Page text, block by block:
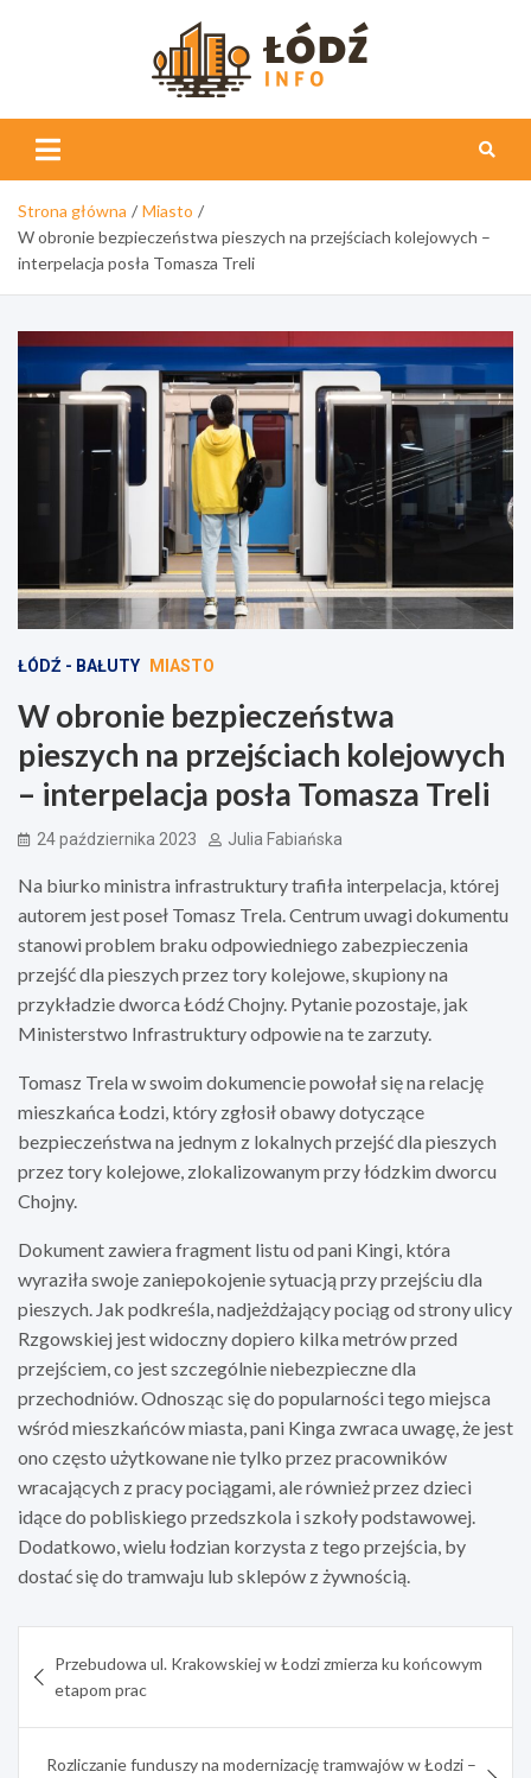
Info
Strona główna
Miasto
W obronie bezpieczeństwa pieszych na przejściach kolejowych –
interpelacja posła Tomasza Treli
ŁÓDŹ - BAŁUTY MIASTO
W obronie bezpieczeństwa
pieszych na przejściach kolejowych
– interpelacja posła Tomasza Treli
24 października 2023 Julia Fabiańska
Na biurko ministra infrastruktury trafiła interpelacja, której
autorem jest poseł Tomasz Trela. Centrum uwagi dokumentu
stanowi problem braku odpowiedniego zabezpieczenia
przejść dla pieszych przez tory kolejowe, skupiony na
przykładzie dworca Łódź Chojny. Pytanie pozostaje, jak
Ministerstwo Infrastruktury odpowie na te zarzuty.
Tomasz Trela w swoim dokumencie powołał się na relację
mieszkańca Łodzi, który zgłosił obawy dotyczące
bezpieczeństwa na jednym z lokalnych przejść dla pieszych
przez tory kolejowe, zlokalizowanym przy łódzkim dworcu
Chojny.
Dokument zawiera fragment listu od pani Kingi, która
wyraziła swoje zaniepokojenie sytuacją przy przejściu dla
pieszych. Jak podkreśla, nadjeżdżający pociąg od strony ulicy
Rzgowskiej jest widoczny dopiero kilka metrów przed
przejściem, co jest szczególnie niebezpieczne dla
przechodniów. Odnosząc się do popularności tego miejsca
wśród mieszkańców miasta, pani Kinga zwraca uwagę, że jest
ono często użytkowane nie tylko przez pracowników
wracających z pracy pociągami, ale również przez dzieci
idące do pobliskiego przedszkola i szkoły podstawowej.
Dodatkowo, wielu łodzian korzysta z tego przejścia, by
dostać się do tramwaju lub sklepów z żywnością.
wpisu
Przebudowa ul. Krakowskiej w Łodzi zmierza ku końcowym
etapom prac
Rozliczanie funduszy na modernizację tramwajów w Łodzi –